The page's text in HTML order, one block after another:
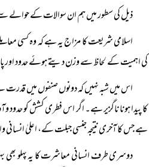
ذیل کی سطور میں ہم ان سوالات کے
اسلامی شریعت کا مزاج یہ ہے کہ وہ کسی
کی اہمیت کے لحاظ سے وزن دیتے ہوئے حدود اور
اس میں شبہ نہیں کہ دونوں صنفوں میں
کا پیدا ہونا ناگزیر ہے۔ اگر اس فطری کشش کو حدود
ہے جس کا آخری نتیجہ جنسی جبلت کے، اعلیٰ انسانی
دوسری طرف انسانی معاشرت کا یہ پہلو